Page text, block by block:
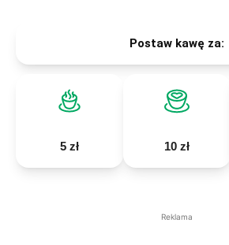
Postaw kawę za:
5 zł 10 zł
Reklama